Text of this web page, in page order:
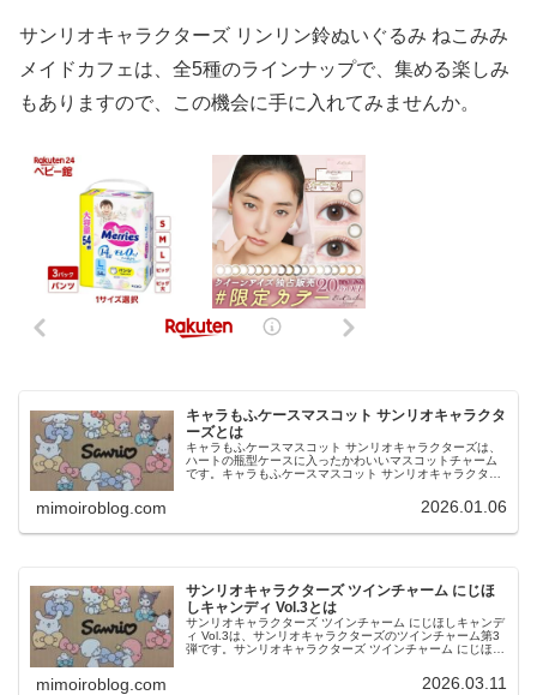
サンリオキャラクターズ リンリン鈴ぬいぐるみ ねこみみ
メイドカフェは、全5種のラインナップで、集める楽しみ
もありますので、この機会に手に入れてみませんか。
キャラもふケースマスコット サンリオキャラクタ
ーズとは
キャラもふケースマスコット サンリオキャラクターズは、
ハートの瓶型ケースに入ったかわいいマスコットチャーム
です。キャラもふケースマスコット サンリオキャラクター
mimoiroblog.com 2026.01.06
サンリオキャラクターズ ツインチャーム にじほ
しキャンディ Vol.3とは
サンリオキャラクターズ ツインチャーム にじほしキャンデ
ィ Vol.3は、サンリオキャラクターズのツインチャーム第3
弾です。サンリオキャラクターズ ツインチャーム にじほし
mimoiroblog.com 2026.03.11